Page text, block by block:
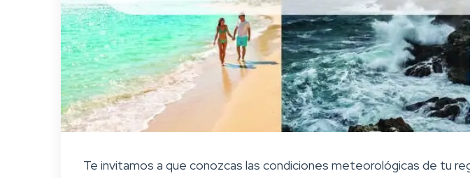
Te invitamos a que conozcas las condiciones meteorológicas de tu